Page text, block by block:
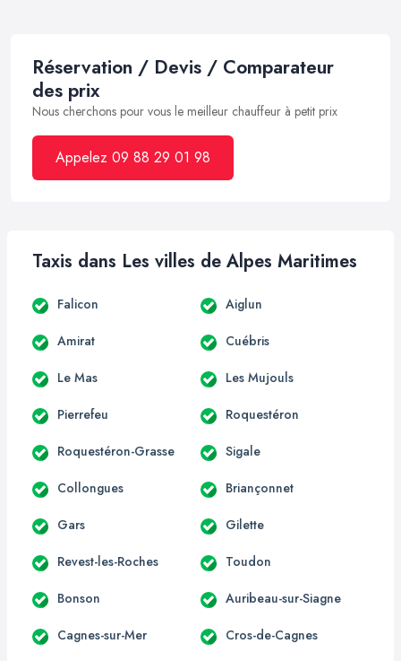
Réservation / Devis / Comparateur
des prix
Nous cherchons pour vous le meilleur chauffeur à petit prix
Appelez 09 88 29 01 98
Taxis dans Les villes de Alpes Maritimes
Falicon Aiglun
Amirat Cuébris
Le Mas Les Mujouls
Pierrefeu Roquestéron
Roquestéron-Grasse Sigale
Collongues Briançonnet
Gars Gilette
Revest-les-Roches Toudon
Bonson Auribeau-sur-Siagne
Cagnes-sur-Mer Cros-de-Cagnes